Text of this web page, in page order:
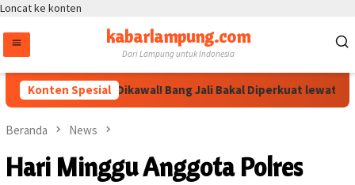
Loncat ke konten
kabarlampung.com
Dari Lampung untuk Indonesia
Konten Spesial
Arahan Megawati Dikawal! Bang Jali Bakal Diperkuat lewat
Beranda News
Hari Minggu Anggota Polres